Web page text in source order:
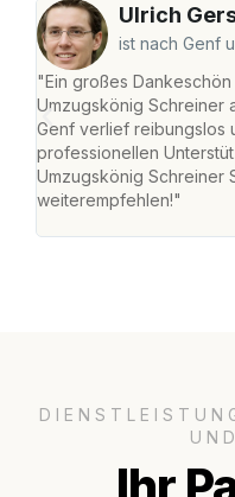
Ulrich
ist nach Genf
"Ein großes
Umzugskönig Schreiner
Genf verlief reibungslos
professionellen
Umzugskönig Schreiner
weiterempfehlen!"